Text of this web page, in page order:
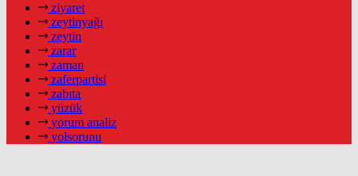
ziyaret
zeytinyağı
zeytin
zarar
zaman
zaferpartisi
zabıta
yüzük
yorum analiz
yolsorunu